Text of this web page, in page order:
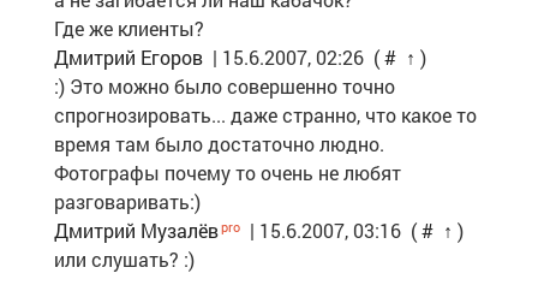
Где же клиенты?
Дмитрий Егоров | 15.6.2007, 02:26 (# ↑ )
:) Это можно было совершенно точно
спрогнозировать... даже странно, что какое то
время там было достаточно людно.
Фотографы почему то очень не любят
разговаривать:)
Дмитрий Музалёв
| 15.6.2007, 03:16 (# ↑ )
или слушать? :)